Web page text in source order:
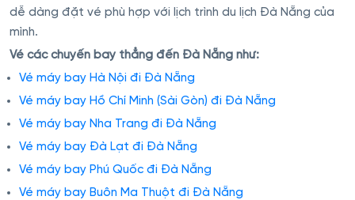
dễ dàng đặt vé phù hợp với lịch trình du lịch Đà Nẵng của
mình.
Vé các chuyến bay thẳng đến Đà Nẵng như:
Vé máy bay Hà Nội đi Đà Nẵng
Vé máy bay Hồ Chí Minh (Sài Gòn) đi Đà Nẵng
Vé máy bay Nha Trang đi Đà Nẵng
Vé máy bay Đà Lạt đi Đà Nẵng
Vé máy bay Phú Quốc đi Đà Nẵng
Vé máy bay Buôn Ma Thuột đi Đà Nẵng